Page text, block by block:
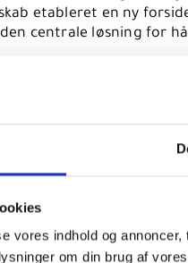
vores indhold og
om din brug af
etableret en ny
centrale løsning for
forsideservice
på tværs af
omfatter på nuværende